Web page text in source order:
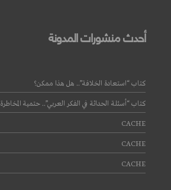
أحدث منشورات المدونة
كتاب “استعادة الخلافة”.. هل هذا ممكن؟
كتاب “أسئلة الحداثة في الفكر العربي”.. حتمية المخاطرة
CACHE
CACHE
CACHE